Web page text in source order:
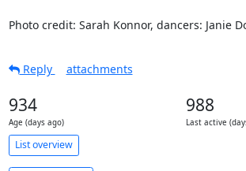
Photo credit: Sarah Konnor, dancers: Janie
Reply
attachments
934
Age (days ago)
988
Last active
List overview